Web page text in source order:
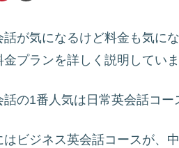
話が気になるけど料金も気に
プランを詳しく説明していま
の1番人気は日常英会話コー
はビジネス英会話コースが、